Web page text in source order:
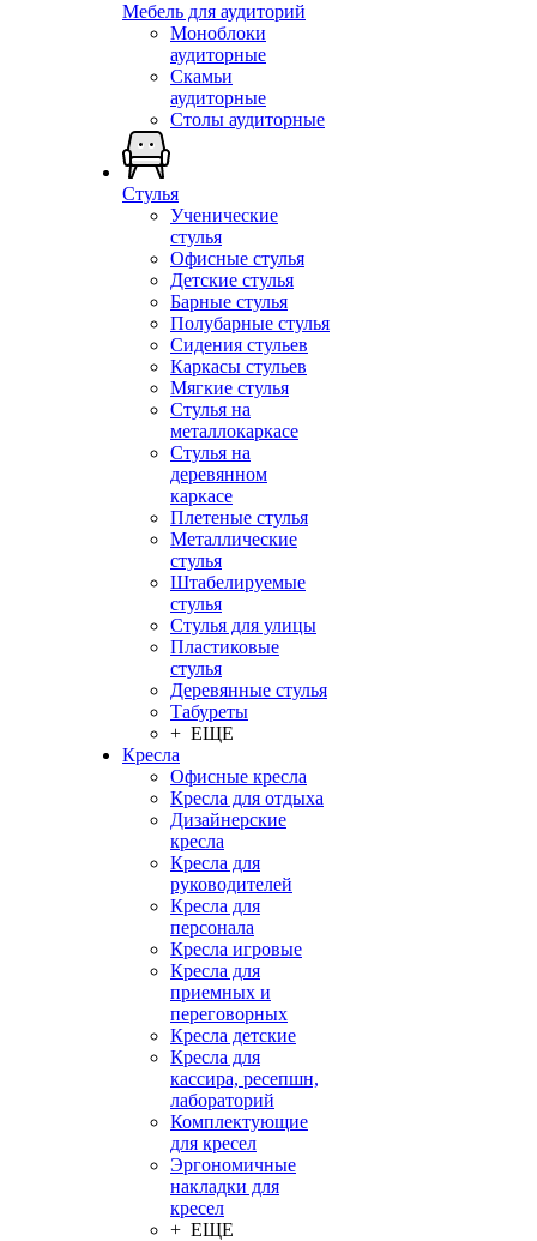
Мебель для аудиторий
Моноблоки
аудиторные
Скамьи
аудиторные
Столы аудиторные
Стулья
Ученические
стулья
Офисные стулья
Детские стулья
Барные стулья
Полубарные стулья
Сидения стульев
Каркасы стульев
Мягкие стулья
Стулья на
металлокаркасе
Стулья на
деревянном
каркасе
Плетеные стулья
Металлические
стулья
Штабелируемые
стулья
Стулья для улицы
Пластиковые
стулья
Деревянные стулья
Табуреты
+ ЕЩЕ
Кресла
Офисные кресла
Кресла для отдыха
Дизайнерские
кресла
Кресла для
руководителей
Кресла для
персонала
Кресла игровые
Кресла для
приемных и
переговорных
Кресла детские
Кресла для
кассира, ресепшн,
лабораторий
Комплектующие
для кресел
Эргономичные
накладки для
кресел
+ ЕЩЕ